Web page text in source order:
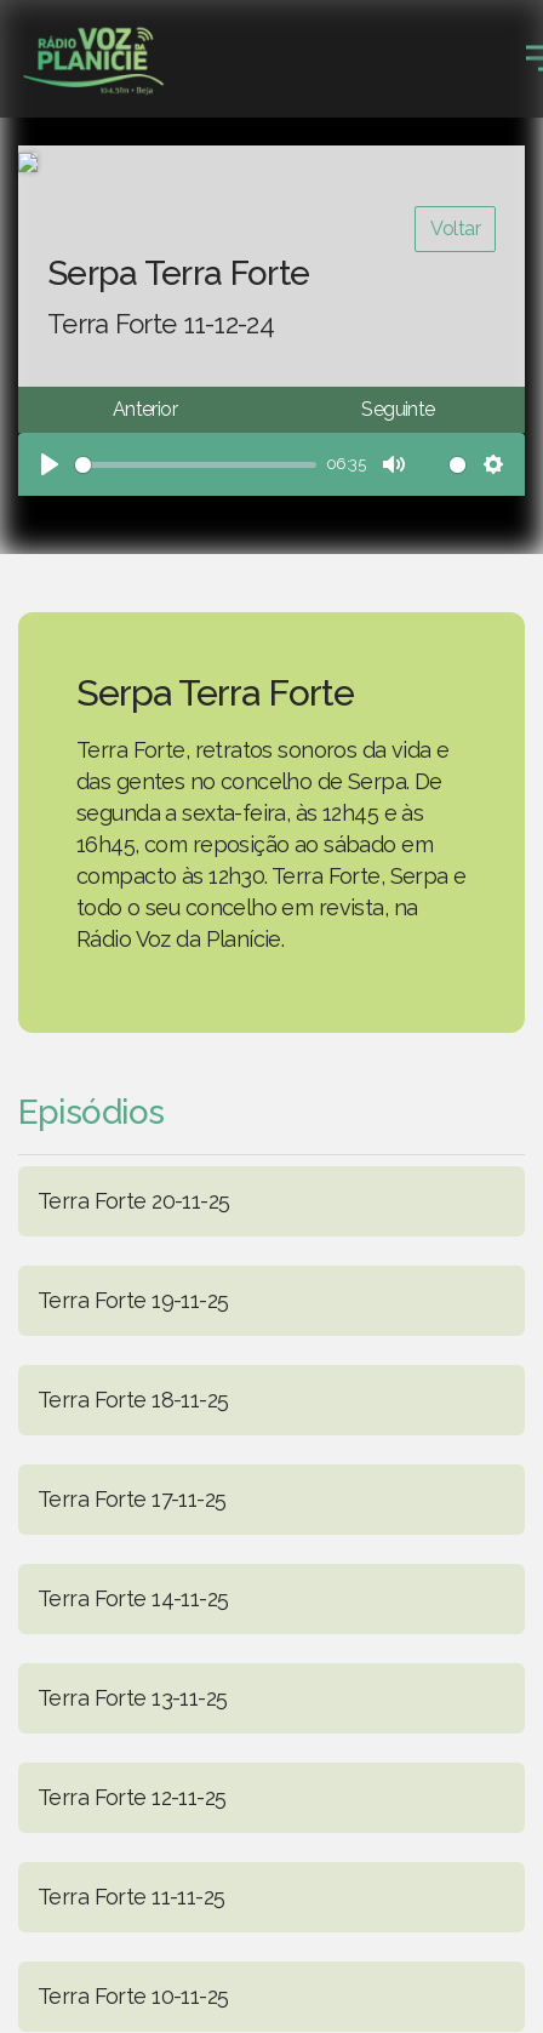
Voltar
Serpa Terra Forte
Terra Forte 11-12-24
Anterior Seguinte
Play
06:35
Mute
Serpa Terra Forte
Terra Forte, retratos sonoros da vida e
das gentes no concelho de Serpa. De
segunda a sexta-feira, às 12h45 e às
16h45, com reposição ao sábado em
compacto às 12h30. Terra Forte, Serpa e
todo o seu concelho em revista, na
Rádio Voz da Planície.
Episódios
Terra Forte 20-11-25
Terra Forte 19-11-25
Terra Forte 18-11-25
Terra Forte 17-11-25
Terra Forte 14-11-25
Terra Forte 13-11-25
Terra Forte 12-11-25
Terra Forte 11-11-25
Terra Forte 10-11-25